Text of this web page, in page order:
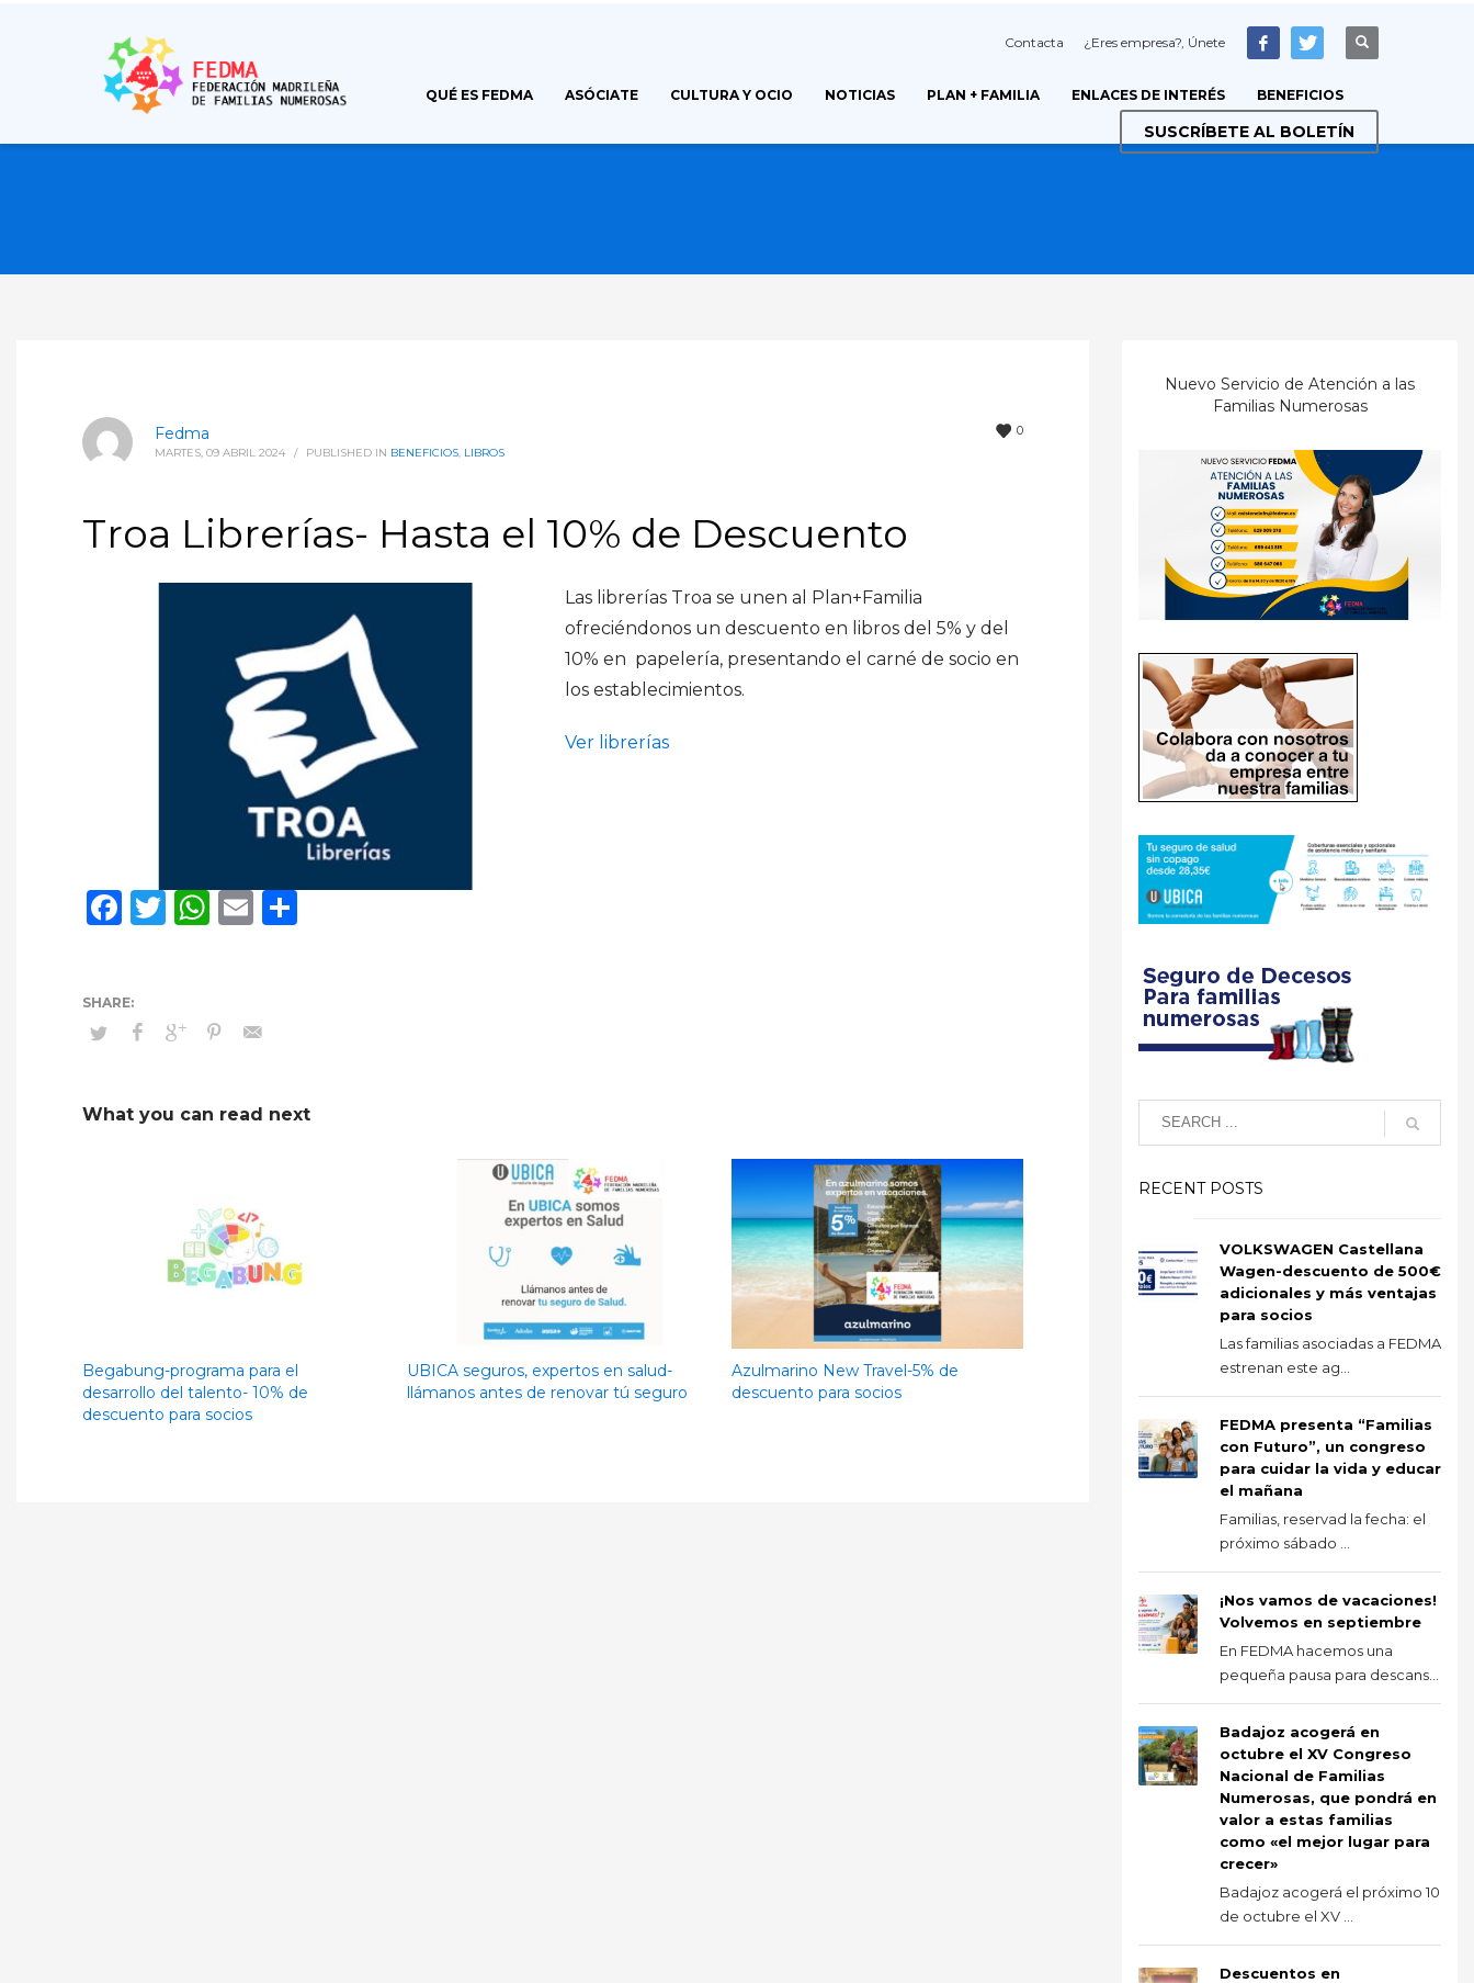
Contacta ¿Eres empresa?, Únete
QUÉ ES FEDMA ASÓCIATE CULTURA Y OCIO NOTICIAS PLAN + FAMILIA ENLACES DE INTERÉS BENEFICIOS
SUSCRÍBETE AL BOLETÍN
0
Fedma
MARTES, 09 ABRIL 2024 / PUBLISHED IN BENEFICIOS, LIBROS
Troa Librerías- Hasta el 10% de Descuento
Las librerías Troa se unen al Plan+Familia
ofreciéndonos un descuento en libros del 5% y del
10% en papelería, presentando el carné de socio en
los establecimientos.
Ver librerías
Facebook
Twitter
WhatsApp
Email
What you can read next
Begabung-programa para el
desarrollo del talento- 10% de
descuento para socios
UBICA seguros, expertos en salud-
llámanos antes de renovar tú seguro
Azulmarino New Travel-5% de
descuento para socios
Nuevo Servicio de Atención a las
Familias Numerosas
RECENT POSTS
VOLKSWAGEN Castellana
Wagen-descuento de 500€
adicionales y más ventajas
para socios
Las familias asociadas a FEDMA
estrenan este ag...
FEDMA presenta “Familias
con Futuro”, un congreso
para cuidar la vida y educar
el mañana
Familias, reservad la fecha: el
próximo sábado ...
¡Nos vamos de vacaciones!
Volvemos en septiembre
En FEDMA hacemos una
pequeña pausa para descans...
Badajoz acogerá en
octubre el XV Congreso
Nacional de Familias
Numerosas, que pondrá en
valor a estas familias
como «el mejor lugar para
crecer»
Badajoz acogerá el próximo 10
de octubre el XV ...
Descuentos en